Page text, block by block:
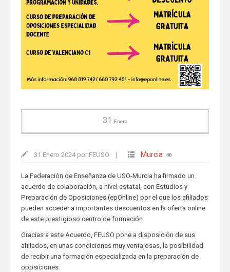
31 Enero
31 Enero 2024 por FEUSO | Murcia
La Federación de Enseñanza de USO-Murcia ha firmado un
acuerdo de colaboración, a nivel estatal, con Estudios y
Preparación de Oposiciones (epOnline) por el que los afiliados
pueden acceder a importantes descuentos en la oferta online
de este prestigioso centro de formación.
Gracias a este Acuerdo, FEUSO pone a disposición de sus
afiliados, en unas condiciones muy ventajosas, la posibilidad
de recibir una formación especializada en la preparación de
oposiciones.